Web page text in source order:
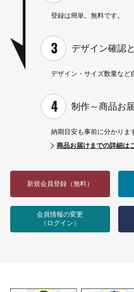
登録は簡単。無料です。
デザイン確認と
デザイン・サイズ数量など
制作～商品お
納期目安も事前に分かりま
商品お届けまでの詳細は
新規会員登録（無料）
会員情報の変更
（ログイン）